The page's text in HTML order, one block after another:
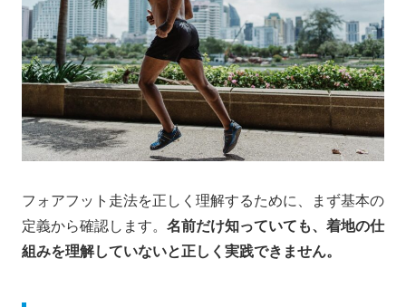
フォアフット走法を正しく理解するために、まず基本の
定義から確認します。 名前だけ知っていても、着地の仕
組みを理解していないと正しく実践できません。